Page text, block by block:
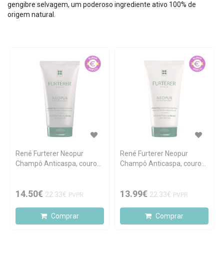
gengibre selvagem, um poderoso ingrediente ativo 100% de
origem natural.
René Furterer Neopur
Champô Anticaspa, couro
14.50€ 22.33€ PVPR
Comprar
René Furterer Neopur
Champô Anticaspa, couro
13.99€ 22.33€ PVPR
Comprar